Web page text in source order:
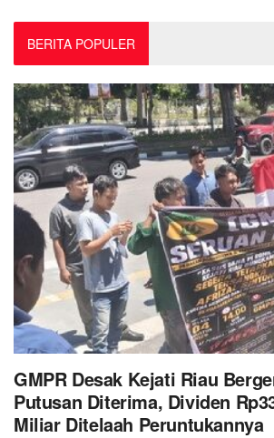
BERITA POPULER
GMPR Desak Kejati Riau
Putusan Diterima, Dividen
Miliar Ditelaah Peruntukannya